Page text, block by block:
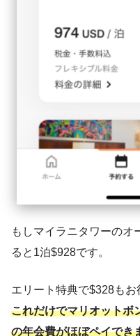
もしマイラニタワーのオ
ると1泊$928です。
エリート特典で$328もお
これだけでマリオットボ
の年会費がほぼペイでき